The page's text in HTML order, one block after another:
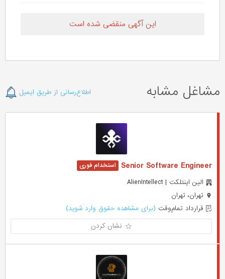
این آگهی منقضی شده است
مشاغل مشابه اطلاع‌رسانی از طریق ایمیل
Senior Software Engineer
الین اینتلکت | AlienIntellect
تهران، تهران
قرارداد تمام‌وقت (برای مشاهده حقوق وارد شوید)
نشان کردن